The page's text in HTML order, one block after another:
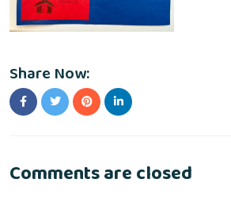
Share Now:
Comments are closed